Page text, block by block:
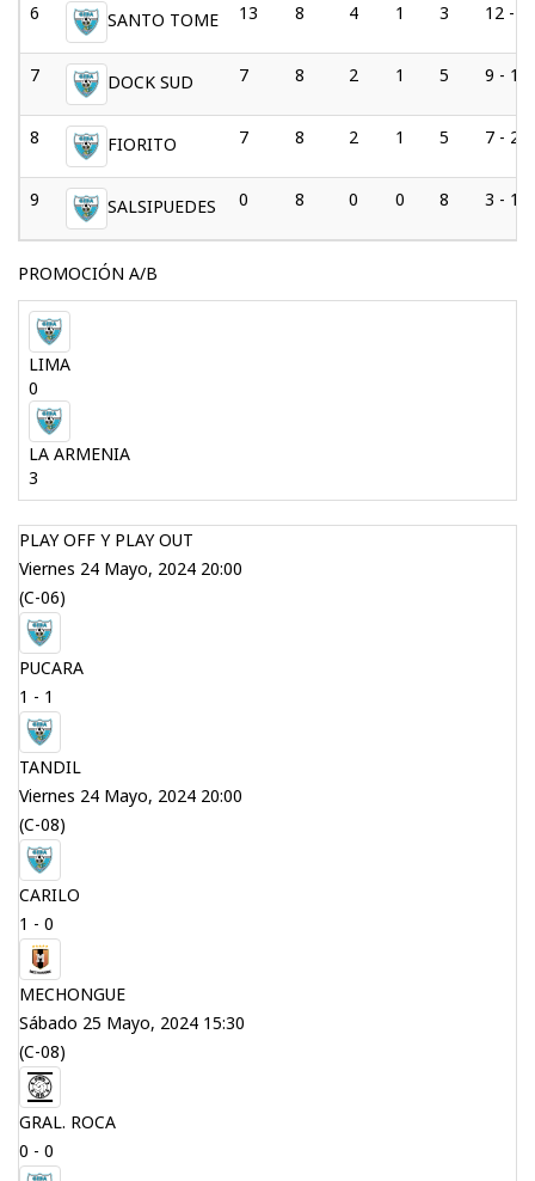
6 SANTO TOME 13 8 4 1 3 12 -
7 DOCK SUD 7 8 2 1 5 9 - 17
8 FIORITO 7 8 2 1 5 7 - 23
9 SALSIPUEDES 0 8 0 0 8 3 - 19
PROMOCIÓN A/B
LIMA
0
LA ARMENIA
3
PLAY OFF Y PLAY OUT
Viernes 24 Mayo, 2024 20:00
(C-06)
PUCARA
1 - 1
TANDIL
Viernes 24 Mayo, 2024 20:00
(C-08)
CARILO
1 - 0
MECHONGUE
Sábado 25 Mayo, 2024 15:30
(C-08)
GRAL. ROCA
0 - 0